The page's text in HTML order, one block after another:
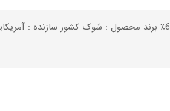
وزن خالص : 20 لیتر نوع کود : کود پتاس بالا 60٪ برند محصول :